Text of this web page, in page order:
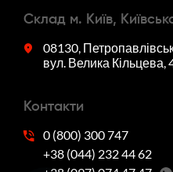
Склад м. Київ,
08130,
вул. Велика Кільцева,
Контакти
0 (800) 300 747
+38 (044) 232 44 62